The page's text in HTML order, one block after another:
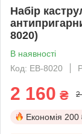
Набір
8020)
В наявності
Код: EB-8020
2 160 ₴ 2
Економія 200